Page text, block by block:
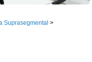
Suprasegmental >